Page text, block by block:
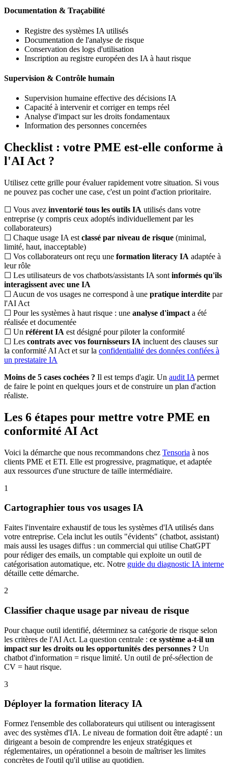
Documentation & Traçabilité
Registre des systèmes IA utilisés
Documentation de l'analyse de risque
Conservation des logs d'utilisation
Inscription au registre européen des IA à haut risque
Supervision & Contrôle humain
Supervision humaine effective des décisions IA
Capacité à intervenir et corriger en temps réel
Analyse d'impact sur les droits fondamentaux
Information des personnes concernées
Checklist : votre PME est-elle conforme à
l'AI Act ?
Utilisez cette grille pour évaluer rapidement votre situation. Si vous
ne pouvez pas cocher une case, c'est un point d'action prioritaire.
☐ Vous avez inventorié tous les outils IA utilisés dans votre
entreprise (y compris ceux adoptés individuellement par les
collaborateurs)
☐ Chaque usage IA est classé par niveau de risque (minimal,
limité, haut, inacceptable)
☐ Vos collaborateurs ont reçu une formation literacy IA adaptée à
leur rôle
☐ Les utilisateurs de vos chatbots/assistants IA sont informés qu'ils
interagissent avec une IA
☐ Aucun de vos usages ne correspond à une pratique interdite par
l'AI Act
☐ Pour les systèmes à haut risque : une analyse d'impact a été
réalisée et documentée
☐ Un référent IA est désigné pour piloter la conformité
☐ Les contrats avec vos fournisseurs IA incluent des clauses sur
la conformité AI Act et sur la confidentialité des données confiées à
un prestataire IA
Moins de 5 cases cochées ? Il est temps d'agir. Un audit IA permet
de faire le point en quelques jours et de construire un plan d'action
réaliste.
Les 6 étapes pour mettre votre PME en
conformité AI Act
Voici la démarche que nous recommandons chez Tensoria à nos
clients PME et ETI. Elle est progressive, pragmatique, et adaptée
aux ressources d'une structure de taille intermédiaire.
1
Cartographier tous vos usages IA
Faites l'inventaire exhaustif de tous les systèmes d'IA utilisés dans
votre entreprise. Cela inclut les outils "évidents" (chatbot, assistant)
mais aussi les usages diffus : un commercial qui utilise ChatGPT
pour rédiger des emails, un comptable qui exploite un outil de
catégorisation automatique, etc. Notre guide du diagnostic IA interne
détaille cette démarche.
2
Classifier chaque usage par niveau de risque
Pour chaque outil identifié, déterminez sa catégorie de risque selon
les critères de l'AI Act. La question centrale : ce système a-t-il un
impact sur les droits ou les opportunités des personnes ? Un
chatbot d'information = risque limité. Un outil de pré-sélection de
CV = haut risque.
3
Déployer la formation literacy IA
Formez l'ensemble des collaborateurs qui utilisent ou interagissent
avec des systèmes d'IA. Le niveau de formation doit être adapté : un
dirigeant a besoin de comprendre les enjeux stratégiques et
réglementaires, un opérationnel a besoin de maîtriser les limites
concrètes de l'outil qu'il utilise au quotidien.